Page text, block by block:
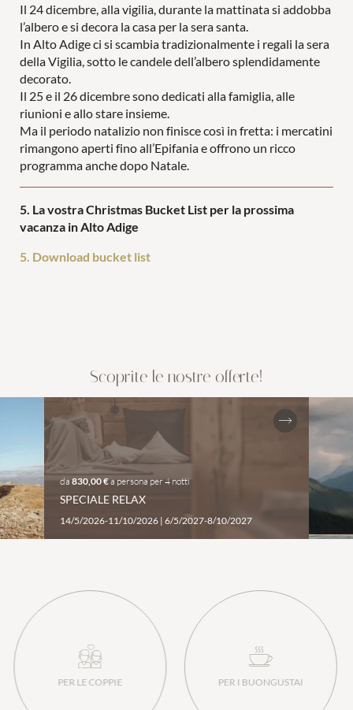
Il 24 dicembre, alla vigilia, durante la mattinata si addobba
l’albero e si decora la casa per la sera santa.
In Alto Adige ci si scambia tradizionalmente i regali la sera
della Vigilia, sotto le candele dell’albero splendidamente
decorato.
Il 25 e il 26 dicembre sono dedicati alla famiglia, alle
riunioni e allo stare insieme.
Ma il periodo natalizio non finisce così in fretta: i mercatini
rimangono aperti fino all’Epifania e offrono un ricco
programma anche dopo Natale.
5. La vostra Christmas Bucket List per la prossima
vacanza in Alto Adige
5. Download bucket list
Scoprite le nostre offerte!
da 830,00 €a persona per4 notti
SPECIALE RELAX
14/5/2026-11/10/2026 | 6/5/2027-8/10/2027
PER LE COPPIE PER I BUONGUSTAI